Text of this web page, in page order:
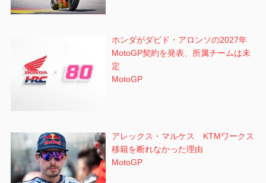
ホンダがダビド・アロンソの2027年
MotoGP契約を発表、所属チームは未
定
MotoGP
アレックス・マルケス KTMワークス
移籍を断れなかった理由
MotoGP